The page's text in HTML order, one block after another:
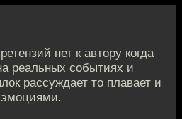
нет к автору когда
реальных событиях и
рассуждает то плавает и